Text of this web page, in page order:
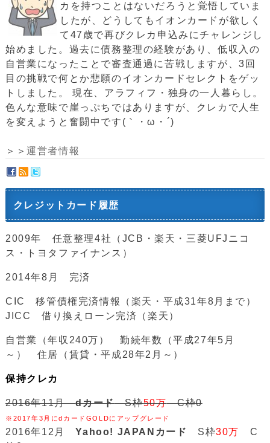
カを持つことはないだろうと覚悟していま
したが、どうしてもイオンカードが欲しく
て47歳で再びクレカ申込みにチャレンジし
始めました。過去に債務整理の経験があり、低収入の
自営業になったことで審査通過に苦戦しますが、3回
目の挑戦で何とか悲願のイオンカードセレクトをゲッ
トしました。 現在、アラフィフ・独身の一人暮らし。
色んな意味で崖っぷちではありますが、クレカで人生
を変えようと奮闘中です(｀・ω・´)ゞ
＞＞運営者情報
クレジットカード履歴
2009年 任意整理4社（JCB・楽天・三菱UFJニコ
ス・トヨタファイナンス）
2014年8月 完済
CIC 移管債権完済情報（楽天・平成31年8月まで）
JICC 借り換えローン完済（楽天）
自営業（年収240万） 勤続年数（平成27年5月
～） 住居（賃貸・平成28年2月～）
保持クレカ
2016年11月dカードS枠50万C枠0
※2017年3月にdカードGOLDにアップグレード
2016年12月Yahoo! JAPANカード S枠30万
C